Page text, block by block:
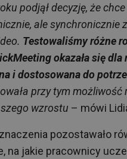
podjął decyzję, że
ale synchronicznie
Testowaliśmy różne
okazała się dla
i dostosowana do
przy tym możliwość
wzrostu – mówi
pozostawało
na jakie pracownicy